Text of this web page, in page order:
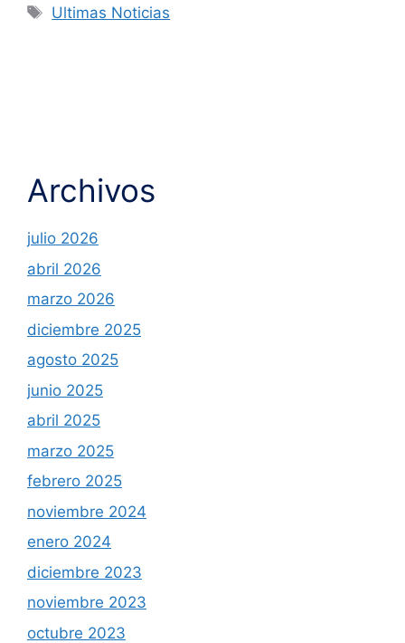
Ultimas Noticias
Archivos
julio 2026
abril 2026
marzo 2026
diciembre 2025
agosto 2025
junio 2025
abril 2025
marzo 2025
febrero 2025
noviembre 2024
enero 2024
diciembre 2023
noviembre 2023
octubre 2023